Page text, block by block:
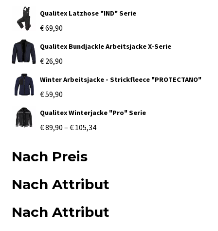
Produktseite
werden
Qualitex Latzhose "IND" Serie
€69,90
Qualitex Bundjackle Arbeitsjacke X-Serie
€ 26,90
Winter Arbeitsjacke - Strickfleece "PROTECTANO"
€59,90
Qualitex Winterjacke "Pro" Serie
€89,90 – € 105,34Preisspanne:
Nach Preis
Nach Attribut
Nach Attribut